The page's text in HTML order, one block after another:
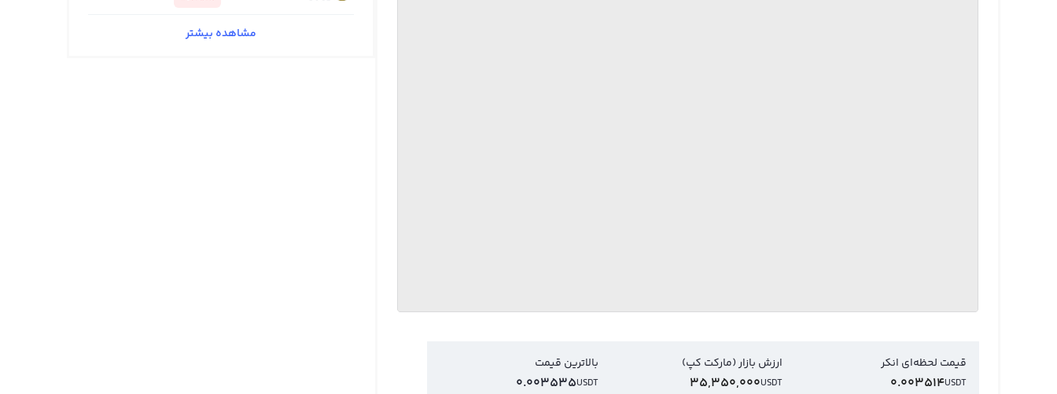
قیمت لحظه‌ای انکر
USDT
0.003514
ارزش بازار (مارکت کپ)
USDT
35,350,000
بالاترین قیمت
USDT
0.003535
مشاهده بیشتر